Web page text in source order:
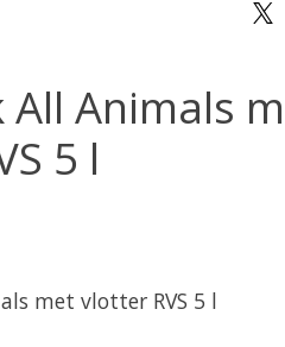
All Animals
5 l
met vlotter RVS 5 l